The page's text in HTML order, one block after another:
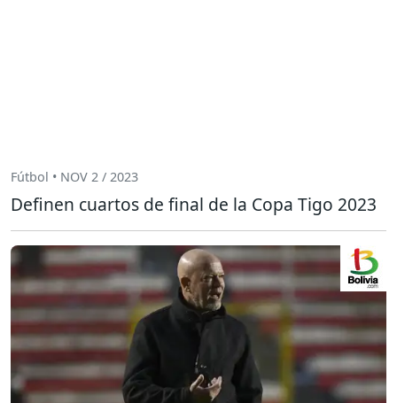
Fútbol • NOV 2 / 2023
Definen cuartos de final de la Copa Tigo 2023